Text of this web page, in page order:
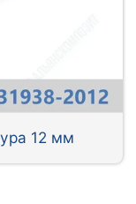
12 мм